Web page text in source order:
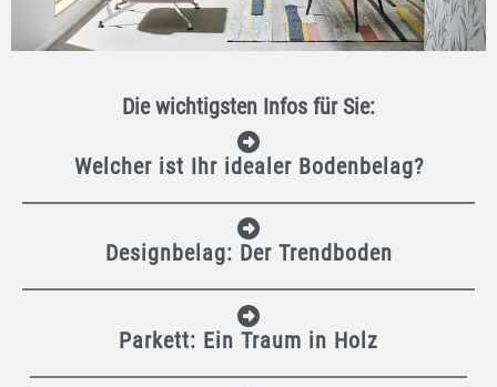
Die wichtigsten Infos für Sie:
Welcher ist Ihr idealer Bodenbelag?
Designbelag: Der Trendboden
Parkett: Ein Traum in Holz